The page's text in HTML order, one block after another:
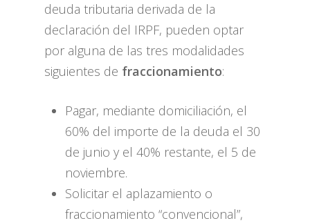
deuda tributaria derivada de la
declaración del IRPF, pueden optar
por alguna de las tres modalidades
siguientes de fraccionamiento:
Pagar, mediante domiciliación, el
60% del importe de la deuda el 30
de junio y el 40% restante, el 5 de
noviembre. ​
Solicitar el aplazamiento o
fraccionamiento “convencional”,